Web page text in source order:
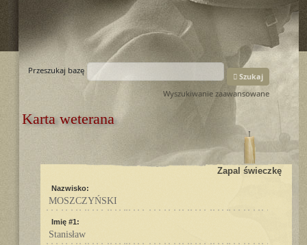
Przeszukaj bazę
Szukaj
Wyszukiwanie zaawansowane
Karta weterana
Zapal świeczkę
Nazwisko:
MOSZCZYŃSKI
Imię #1:
Stanisław